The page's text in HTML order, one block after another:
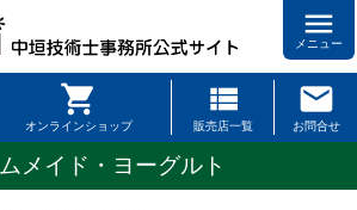
menu
メニュー
オンラインショップ 販売店一覧 お問合せ
メイド・ヨーグルト